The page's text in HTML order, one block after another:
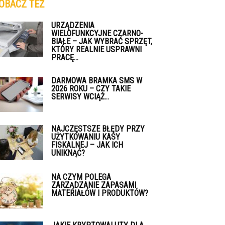
TEŻ
URZĄDZENIA
WIELOFUNKCYJNE CZARNO-
BIAŁE – JAK WYBRAĆ SPRZĘT,
KTÓRY REALNIE USPRAWNI
PRACĘ...
DARMOWA BRAMKA SMS W
2026 ROKU – CZY TAKIE
SERWISY WCIĄŻ...
NAJCZĘSTSZE BŁĘDY PRZY
UŻYTKOWANIU KASY
FISKALNEJ – JAK ICH
UNIKNĄĆ?
NA CZYM POLEGA
ZARZĄDZANIE ZAPASAMI
MATERIAŁÓW I PRODUKTÓW?